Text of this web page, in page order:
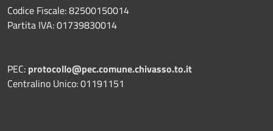
Codice Fiscale: 82500150014
Partita IVA: 01739830014
PEC: protocollo@pec.comune.chivasso.to.it
Centralino Unico: 01191151